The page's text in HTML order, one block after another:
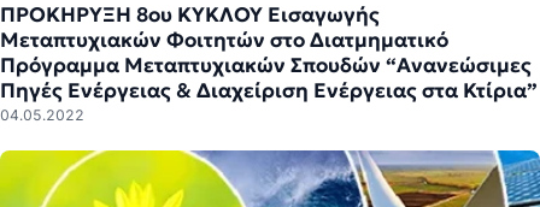
ΠΡΟΚΗΡΥΞΗ 8ου ΚΥΚΛΟΥ Εισαγωγής
Μεταπτυχιακών Φοιτητών στο Διατμηματικό
Πρόγραμμα Μεταπτυχιακών Σπουδών “Ανανεώσιμες
Πηγές Ενέργειας & Διαχείριση Ενέργειας στα Κτίρια”
04.05.2022